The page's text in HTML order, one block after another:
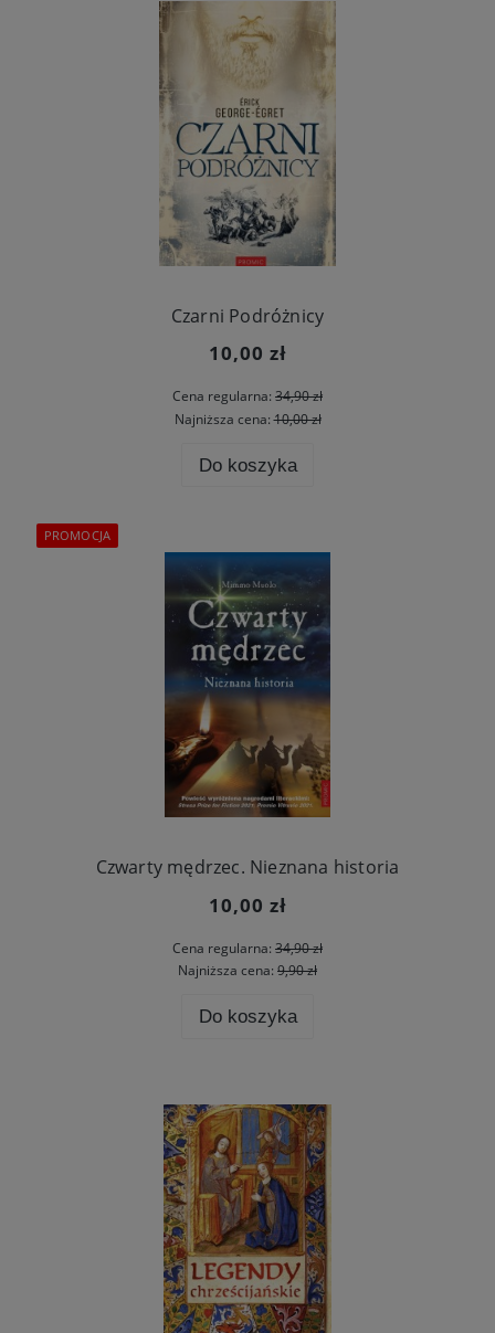
Czarni Podróżnicy
10,00 zł
Cena regularna: 34,90 zł
Najniższa cena:10,00 zł
Do koszyka
Czwarty mędrzec. Nieznana historia
10,00 zł
Cena regularna: 34,90 zł
Najniższa cena: 9,90 zł
Do koszyka
PROMOCJA